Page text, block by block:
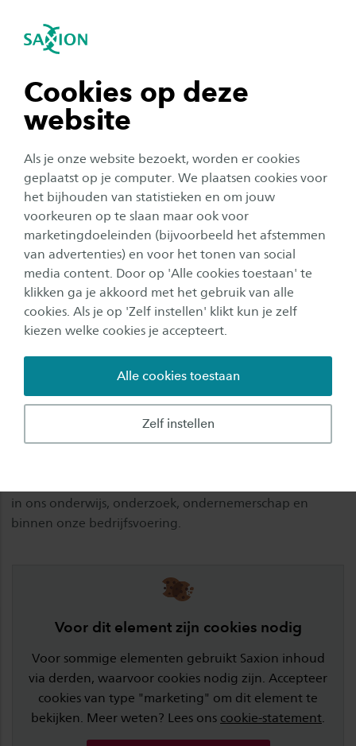
Cookies op deze
website
Als je onze website bezoekt, worden er cookies
geplaatst op je computer. We plaatsen cookies voor
het bijhouden van statistieken en om jouw
voorkeuren op te slaan maar ook voor
marketingdoeleinden (bijvoorbeeld het afstemmen
van advertenties) en voor het tonen van social
media content. Door op 'Alle cookies toestaan' te
klikken ga je akkoord met het gebruik van alle
cookies. Als je op 'Zelf instellen' klikt kun je zelf
kiezen welke cookies je accepteert.
Zelf instellen
Alle cookies toestaan
Navigatie openen
tonen
tonen
tonen
tonen
sluiten
Home Over Saxion
verminderen
De Verenigde Naties willen met hun tiende
duurzame ontwikkelingsdoel de ongelijkheid
verminderen, want in 2016 was de rijkdom van
de rijkste 1% van de wereld groter dan die van
de overige 99%. De lidstaten moeten daarom de
sociale, economische en politieke integratie van
iedereen bevorderen - ongeacht hun leeftijd,
geslacht, beperkingen, etniciteit, huidskleur,
afkomst, geloofsovertuiging of economische
status – én gelijke kansen verzekeren.
De 17 duurzame ontwikkelingsdoelen streven naar een
toekomstbestendige wereld en geven ons bij Saxion
in ons onderwijs, onderzoek, ondernemerschap en
binnen onze bedrijfsvoering.
Voor dit element zijn cookies nodig
Voor sommige elementen gebruikt Saxion inhoud
via derden, waarvoor cookies nodig zijn. Accepteer
cookies van type "marketing" om dit element te
bekijken. Meer weten? Lees ons cookie-statement.